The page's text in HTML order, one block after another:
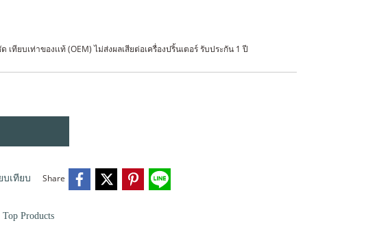
ยบเท่าของเเท้ (OEM) ไม่ส่งผลเสียต่อเครื่องปริ้นเตอร์ รับประกัน 1 ปี
บเทียบ Share
Top Products